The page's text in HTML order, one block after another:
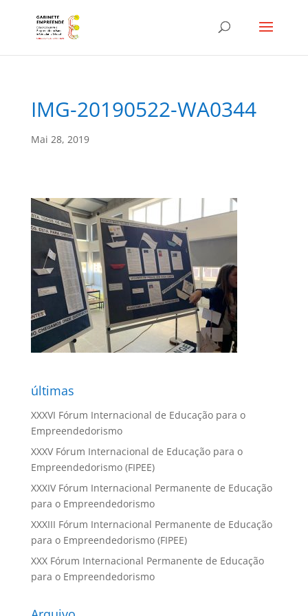
IMG-20190522-WA0344
Mai 28, 2019
últimas
XXXVI Fórum Internacional de Educação para o
Empreendedorismo
XXXV Fórum Internacional de Educação para o
Empreendedorismo (FIPEE)
XXXIV Fórum Internacional Permanente de Educação
para o Empreendedorismo
XXXIII Fórum Internacional Permanente de Educação
para o Empreendedorismo (FIPEE)
XXX Fórum Internacional Permanente de Educação
para o Empreendedorismo